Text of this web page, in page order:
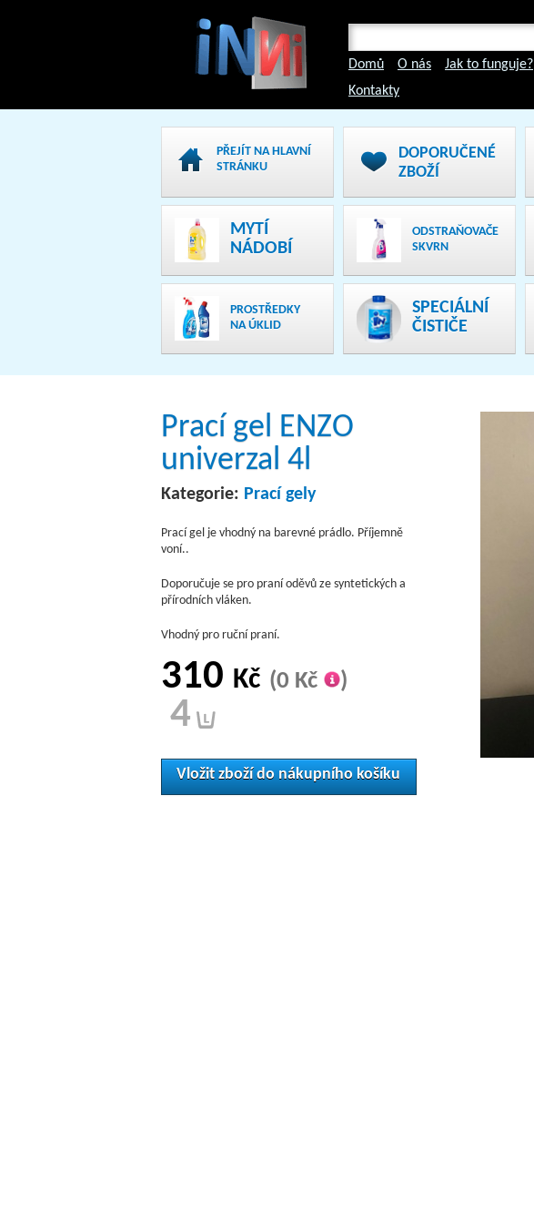
Domů O nás Jak to funguje?
Kontakty
PŘEJÍT NA HLAVNÍ
STRÁNKU
DOPORUČENÉ
ZBOŽÍ
MYTÍ
NÁDOBÍ
ODSTRAŇOVAČE
SKVRN
PROSTŘEDKY
NA ÚKLID
SPECIÁLNÍ
ČISTIČE
Prací gel ENZO
univerzal 4l
Kategorie: Prací gely
Prací gel je vhodný na barevné prádlo. Příjemně
voní..
Doporučuje se pro praní oděvů ze syntetických a
přírodních vláken.
Vhodný pro ruční praní.
310 Kč (0 Kč )
4
Vložit zboží do nákupního košíku